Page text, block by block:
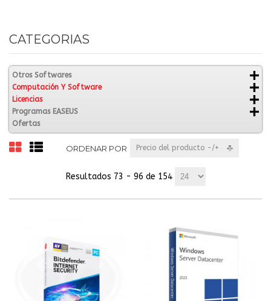
CATEGORIAS
Otros Softwares
Computación Y Software
Licencias
Programas EASEUS
Ofertas
ORDENAR POR Precio del producto -/+
Resultados 73 - 96 de 154